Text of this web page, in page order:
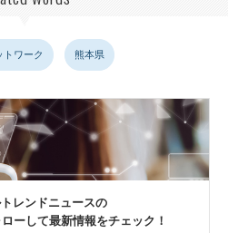
トワーク 熊本県
レンドニュースの
ーして最新情報をチェック！